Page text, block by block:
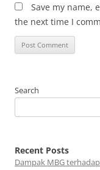
Save my name,
the next time I
Search
Recent Posts
Dampak MBG